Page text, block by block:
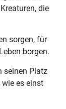
die
sorgen, für
borgen.
seinen Platz
es einst